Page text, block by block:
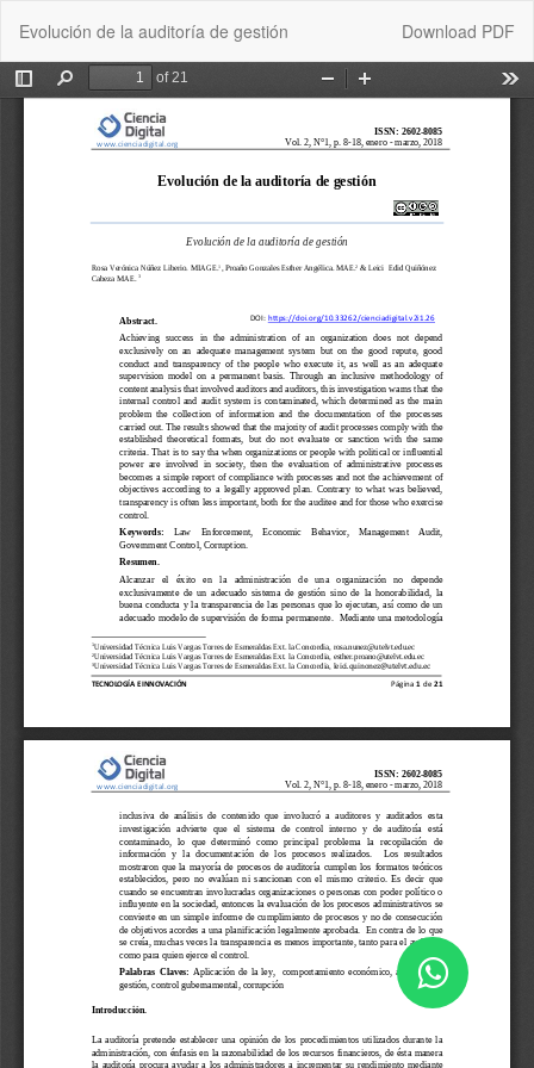
Article
Details
Evolución de la auditoría de gestión Download
Download PDF